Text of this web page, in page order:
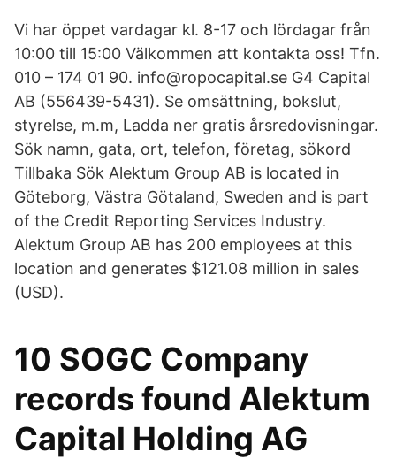
Vi har öppet vardagar kl. 8-17 och lördagar från
10:00 till 15:00 Välkommen att kontakta oss! Tfn.
010 – 174 01 90. info@ropocapital.se G4 Capital
AB (556439-5431). Se omsättning, bokslut,
styrelse, m.m, Ladda ner gratis årsredovisningar.
Sök namn, gata, ort, telefon, företag, sökord
Tillbaka Sök Alektum Group AB is located in
Göteborg, Västra Götaland, Sweden and is part
of the Credit Reporting Services Industry.
Alektum Group AB has 200 employees at this
location and generates $121.08 million in sales
(USD).
10 SOGC Company
records found Alektum
Capital Holding AG